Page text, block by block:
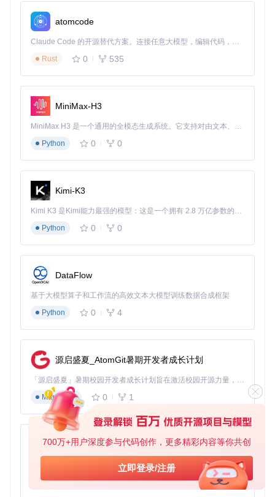
700万+用户深度参与代码创作，更多精彩内容等你共创
立即登录/注册
httpd
：简单的 HTTP 服务器，可以监听本地或局域网。
http-get
容。
ips：轻松获取本地主机的 IP 地址信息。
run-directory：在指定目录下运行所有可执行文件，并可
以选择是否终止于非零退出状态的命令。
splay：睡眠一定随机时间，避免同一时刻大量服务器执行
任务造成的资源拥堵。
应用场景
限于：
批量处理数据。
系统监控：通过
教育培训：简化命令行工具的演示和教学。
单二进制文件
Bash 补全：提高命令输入效率，减少错误。
多种工具：覆盖常见系统管理任务，满足多样化需求。
扩展性：随着项目发展，不断有新的实用工具加入。
SysBox 将系统的便捷管理带入一个新的层次，无论你是新手
还是老手，都值得尝试这个强大的工具箱。立即安装并探索 S
ysBox 如何帮助你提升工作效率吧！
atomcode
Claude Code 的开源替代方案。连接任意大模型，编辑代码，运行命令，自动验证 — 全自动执行。用 Rust 构建，极致性能。 ｜ An open-source alternative to Claude Code. Connect any LLM, edit code, run commands, and verify changes — autonomously. Built in Rust for speed. Get Started
Rust
0 535
MiniMax-H3
MiniMax H3 是一个通用的全模态生成系统。它支持对由文本、图像、视频和音频组成的多模态上下文进行统一理解，并能生成分辨率高达 2K、时长可达 15 秒的带原生立体声音频的视频。得益于面向任务泛化的系统设计，H3 在预训练阶段就已具备广泛的多模态上下文理解与生成能力，能够出色地执行复杂的多模态指令。
Python
0 0
Kimi-K3
Kimi K3 是Kimi能力最强的模型：这是一个拥有 2.8 万亿参数的混合专家（MoE）模型，具备原生视觉理解能力，并支持 100 万 token 的上下文窗口。
Python
0 0
DataFlow
基于大模型算子和工作流的高效文本大模型训练数据合成框架
Python
0 4
源启盛夏_AtomGit暑期开发者成长计划
「源启盛夏」暑期校园开发者成长计划旨在激活校园开源力量，通过积分激励、认证扶持、资源倾斜等形式，引导高校组织和开发者完成「入驻 — 建项目 — 做贡献 — 获认证 — 得资源」的完整闭环。无论你是想带领社团入驻平台的组织者，还是希望用代码贡献证明自己的开发者，都能在这里找到属于你的成长路径。
Markdown
0 1
py-xiaozhi
基于Python的Xiaozhi AI，适用于想要完整Xiaozhi体验而无需拥有专用硬件的用户。
Python
0 1